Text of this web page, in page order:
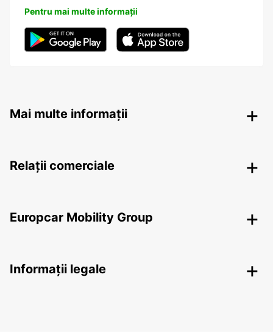
Pentru mai multe informații
Mai multe informații
Relații comerciale
Europcar Mobility Group
Informații legale